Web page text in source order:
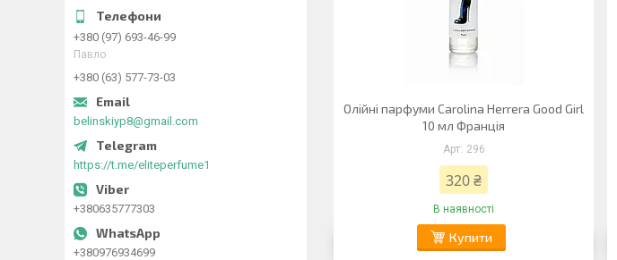
Олійні парфуми Carolina Herrera Good Girl
10 мл Франція
296
320 ₴
В наявності
Купити
+380 (97) 693-46-99
Павло
+380 (63) 577-73-03
belinskiyp8@gmail.com
https://t.me/eliteperfume1
+380635777303
+380976934699